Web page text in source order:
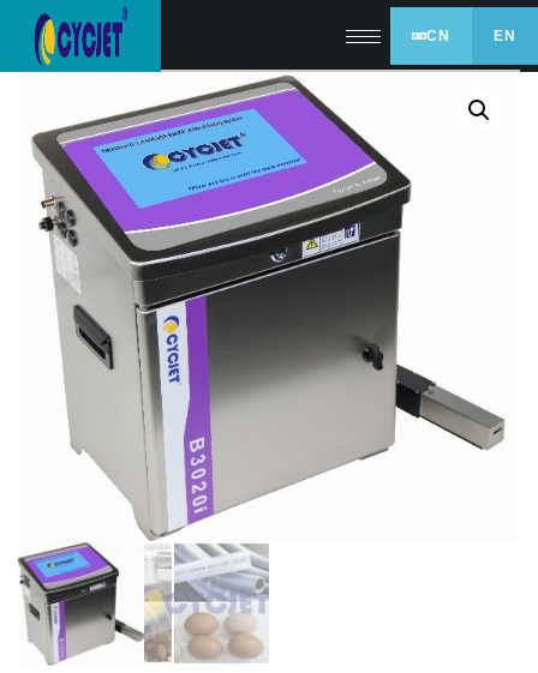
CN EN